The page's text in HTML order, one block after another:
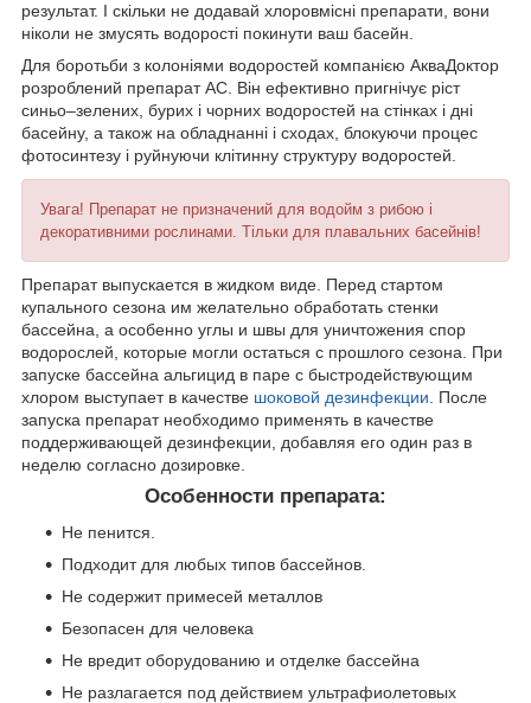
результат. І скільки не додавай хлоровмісні препарати, вони
ніколи не змусять водорості покинути ваш басейн.
Для боротьби з колоніями водоростей компанією АкваДоктор
розроблений препарат AC. Він ефективно пригнічує ріст
синьо–зелених, бурих і чорних водоростей на стінках і дні
басейну, а також на обладнанні і сходах, блокуючи процес
фотосинтезу і руйнуючи клітинну структуру водоростей.
Увага! Препарат не призначений для водойм з рибою і
декоративними рослинами. Тільки для плавальних басейнів!
Препарат выпускается в жидком виде. Перед стартом
купального сезона им желательно обработать стенки
бассейна, а особенно углы и швы для уничтожения спор
водорослей, которые могли остаться с прошлого сезона. При
запуске бассейна альгицид в паре с быстродействующим
хлором выступает в качестве шоковой дезинфекции. После
запуска препарат необходимо применять в качестве
поддерживающей дезинфекции, добавляя его один раз в
неделю согласно дозировке.
Особенности препарата:
Не пенится.
Подходит для любых типов бассейнов.
Не содержит примесей металлов
Безопасен для человека
Не вредит оборудованию и отделке бассейна
Не разлагается под действием ультрафиолетовых